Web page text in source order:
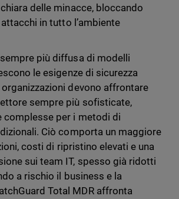
delle minacce, bloccando
in tutto l’ambiente
sempre più diffusa di modelli
le esigenze di sicurezza
devono affrontare
sempre più sofisticate,
complesse per i metodi di
Ciò comporta un maggiore
costi di ripristino elevati e una
sui team IT, spesso già ridotti
a rischio il business e la
Total MDR affronta